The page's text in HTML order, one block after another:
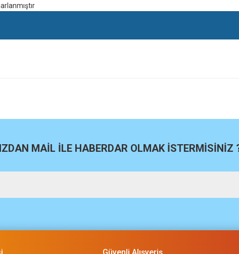
MAİL İLE HABERDAR OLMAK İSTERMİSİNİZ